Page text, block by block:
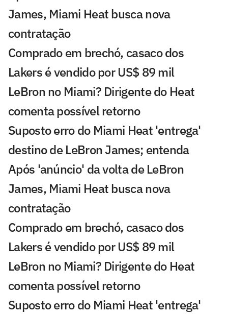
James, Miami Heat busca nova
contratação
Comprado em brechó, casaco dos
Lakers é vendido por US$ 89 mil
LeBron no Miami? Dirigente do Heat
comenta possível retorno
Suposto erro do Miami Heat 'entrega'
destino de LeBron James; entenda
Após 'anúncio' da volta de LeBron
James, Miami Heat busca nova
contratação
Comprado em brechó, casaco dos
Lakers é vendido por US$ 89 mil
LeBron no Miami? Dirigente do Heat
comenta possível retorno
Suposto erro do Miami Heat 'entrega'